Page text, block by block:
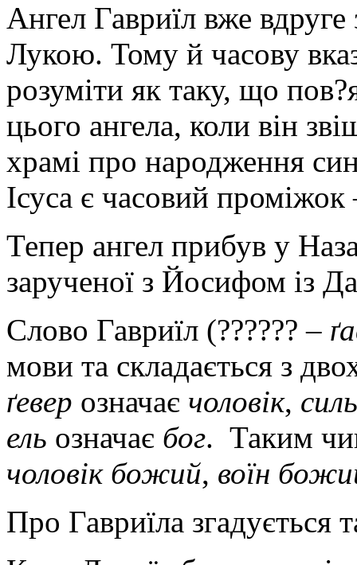
Ангел Гавриїл вже вдруге
Лукою. Тому й часову
розуміти як таку, що
цього ангела, коли він
храмі про народження
Ісуса є часовий
Тепер ангел прибув у
зарученої з Йосифом із
Слово Гавриїл (?????? –
мови та складається з
ґевер означає чоловік,
ель означає бог. Таким
чоловік божий, воїн
Про Гавриїла згадується